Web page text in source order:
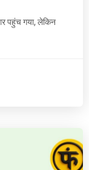
पहुंच गया, लेकिन